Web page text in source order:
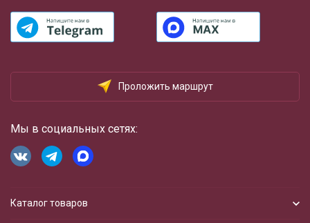
Проложить маршрут
Мы в социальных сетях:
Каталог товаров